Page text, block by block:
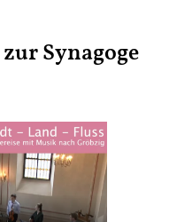
Synagoge